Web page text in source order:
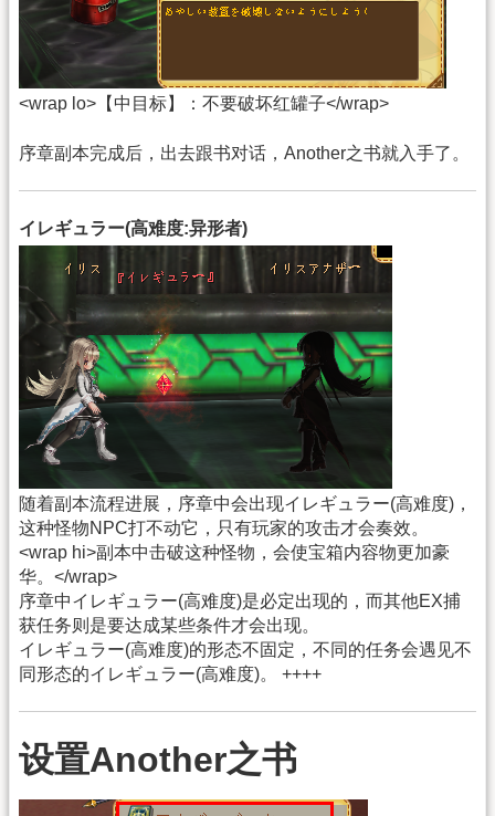
<wrap lo>【中目标】：不要破坏红罐子</wrap>
序章副本完成后，出去跟书对话，Another之书就入手了。
イレギュラー(高难度:异形者)
随着副本流程进展，序章中会出现イレギュラー(高难度)，
这种怪物NPC打不动它，只有玩家的攻击才会奏效。
<wrap hi>副本中击破这种怪物，会使宝箱内容物更加豪
华。</wrap>
序章中イレギュラー(高难度)是必定出现的，而其他EX捕
获任务则是要达成某些条件才会出现。
イレギュラー(高难度)的形态不固定，不同的任务会遇见不
同形态的イレギュラー(高难度)。 ++++
设置Another之书